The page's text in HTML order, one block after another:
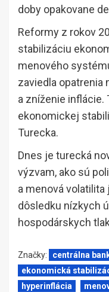
doby opakovane
Reformy z rokov
stabilizáciu
menového
zaviedla opatrenia
a zníženie
ekonomickej
Turecka.
Dnes je turecká
výzvam, ako sú
a menová
dôsledku nízkych
hospodárskych
Značky: centrálna
ekonomická
hyperinflácia